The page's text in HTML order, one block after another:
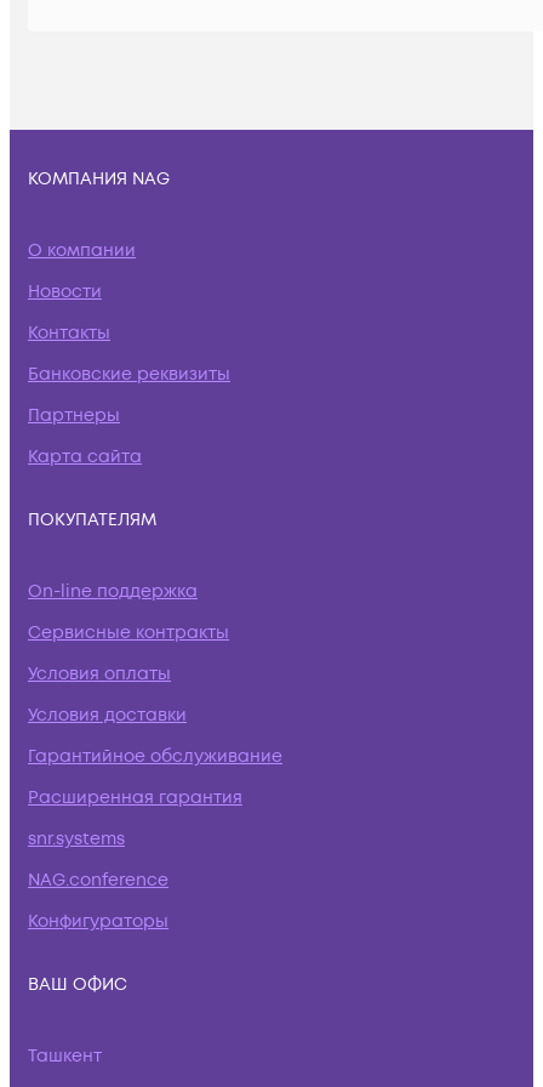
КОМПАНИЯ NAG
О компании
Новости
Контакты
Банковские реквизиты
Партнеры
Карта сайта
ПОКУПАТЕЛЯМ
On-line поддержка
Сервисные контракты
Условия оплаты
Условия доставки
Гарантийное обслуживание
Расширенная гарантия
snr.systems
NAG.conference
Конфигураторы
ВАШ ОФИС
Ташкент